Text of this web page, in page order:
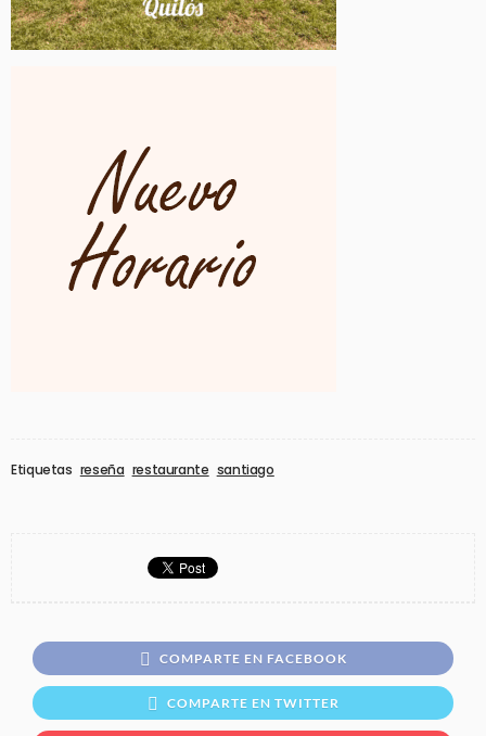
Etiquetas reseña restaurante santiago
COMPARTE EN FACEBOOK
COMPARTE EN TWITTER